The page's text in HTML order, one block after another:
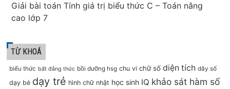
Giải bài toán Tính giá trị biểu thức C – Toán nâng
cao lớp 7
TỪ KHOÁ
biểu thức bất đẳng thức bồi dưỡng hsg chu vi chữ số diện tích dãy số
dạy bé dạy trẻ hình chữ nhật học sinh IQ khảo sát hàm số